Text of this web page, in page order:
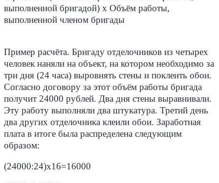
выполненной бригадой) х Объём работы,
выполненной членом бригады
Пример расчёта. Бригаду отделочников из четырех
человек наняли на объект, на котором необходимо за
три дня (24 часа) выровнять стены и поклеить обои.
Согласно договору за этот объём работы бригада
получит 24000 рублей. Два дня стены выравнивали.
Эту работу выполняли два штукатура. Третий день
два других отделочника клеили обои. Заработная
плата в итоге была распределена следующим
образом:
(24000:24)х16=16000